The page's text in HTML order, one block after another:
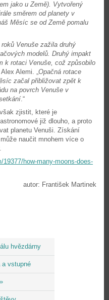
hvězdárny
vstupné
jako u Země). Vytvořený
směrem od planety v
Měsíc se od Země pomalu
Venuše zažila druhý
modelů. Druhý impakt
k rotaci Venuše, což způsobilo
Alex Alemi. „Opačná rotace
začal přibližovat zpět k
na povrch Venuše v
.“
zjistit, které je
již dlouho, a proto
planetu Venuši. Získání
naučit mnohem více o
19377/how-many-moons-does-
autor: František Martinek